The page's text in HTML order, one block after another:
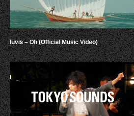
luvis – Oh (Official Music Video)